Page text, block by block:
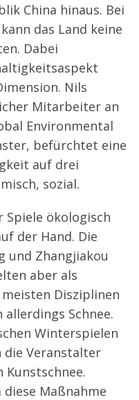
China hinaus. Bei
das Land keine
Dabei
Nils
Mitarbeiter an
Environmental
befürchtet eine
auf drei
sozial.
Spiele ökologisch
der Hand. Die
und Zhangjiakou
aber als
meisten Disziplinen
Schnee.
Winterspielen
die Veranstalter
Kunstschnee.
Maßnahme